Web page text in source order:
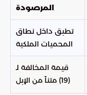
المرصودة
تطبق داخل نطاق
المحميات الملكية
قيمة المخالفة لـ
(19) متناً من الإبل